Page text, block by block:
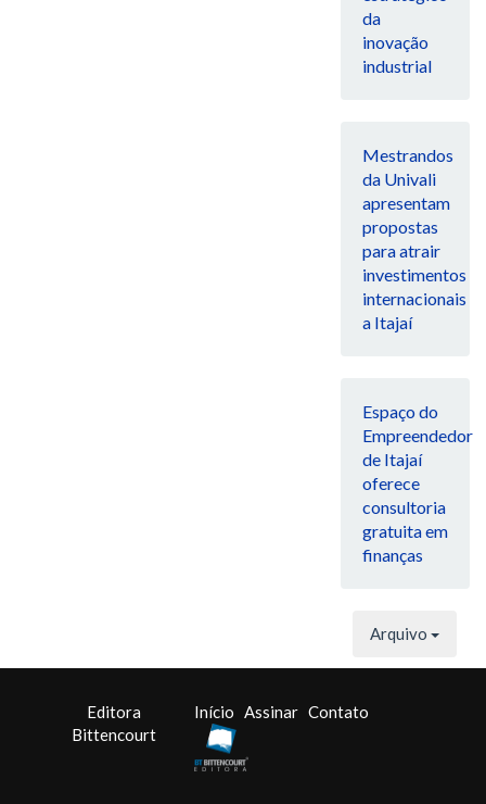
da
inovação
industrial
Mestrandos
da Univali
apresentam
propostas
para atrair
investimentos
internacionais
a Itajaí
Espaço do
Empreendedor
de Itajaí
oferece
consultoria
gratuita em
finanças
Arquivo
Editora
Bittencourt
Início Assinar Contato